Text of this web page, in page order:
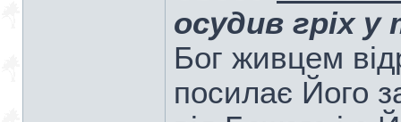
осудив гріх у
Бог живцем
посилає Його